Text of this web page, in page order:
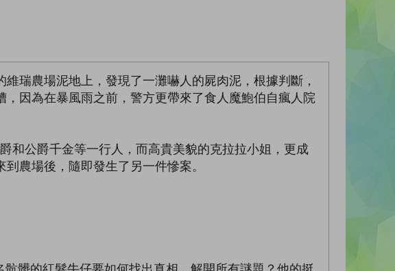
瑞農場泥地上，發現了一灘嚇人的屍肉泥，根據判斷，
因為在暴風雨之前，警方更帶來了食人魔鮑伯自瘋人院
和公爵千金等一行人，而高貴美貌的克拉拉小姐，更成
農場後，隨即發生了另一件慘案。